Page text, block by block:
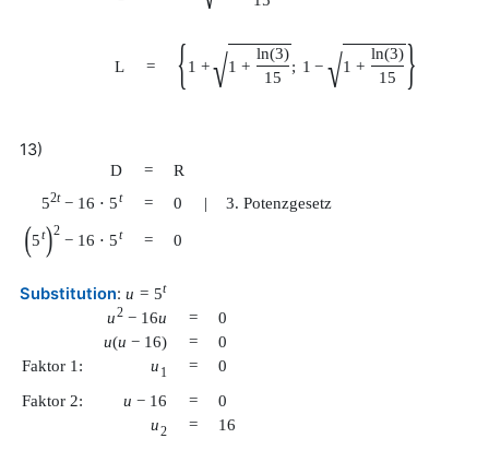
L = {1 + √1 +
ln(3)
15
; 1 − √1 +
ln(3)
15
}
13)
D =
R
52t − 16 ⋅ 5t = 0 | 3. Potenzgesetz
(5t)2
− 16 ⋅ 5t = 0
Substitution: u = 5t
u2 − 16u =
0
u(u − 16) =
0
Faktor 1:
u 1 =
0
Faktor 2:
u − 16 =
0
u2 = 16